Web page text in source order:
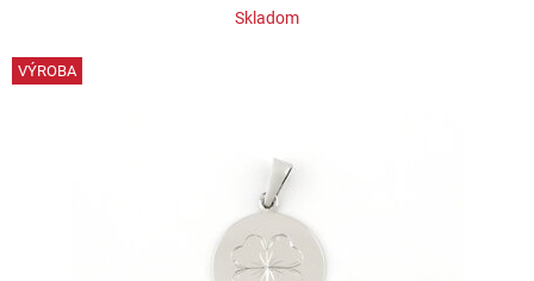
Skladom
VÝROBA